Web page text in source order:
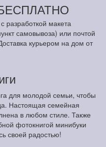
разработкой макета
самовывоза) или почтой
курьером на дом от
для молодой семьи, чтобы
Настоящая семейная
в любом стиле. Также
фотокнигой минибуки
своей радостью!